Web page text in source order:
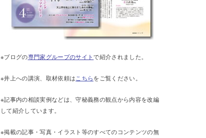
※ブログの専門家グループのサイトで紹介されました。
※井上への講演、取材依頼は こちらをご覧ください。
※記事内の相談実例などは、守秘義務の観点から内容を改編
して紹介しています。
※掲載の記事・写真・イラスト等のすべてのコンテンツの無